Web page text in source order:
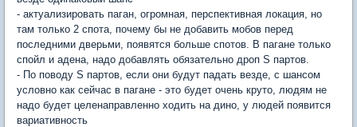
- актуализировать паган, огромная, перспективная локация, но
там только 2 спота, почему бы не добавить мобов перед
последними дверьми, появятся больше спотов. В пагане только
спойл и адена, надо добавлять обязательно дроп S партов.
- По поводу S партов, если они будут падать везде, с шансом
условно как сейчас в пагане - это будет очень круто, людям не
надо будет целенаправленно ходить на дино, у людей появится
вариативность